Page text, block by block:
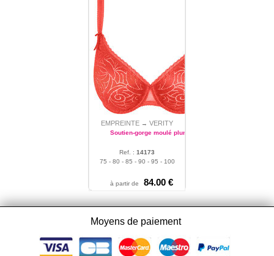
EMPREINTE → VERITY
Soutien-gorge moulé plunge
Ref. : 14173
75 - 80 - 85 - 90 - 95 - 100
à partir de 84.00 €
Moyens de paiement